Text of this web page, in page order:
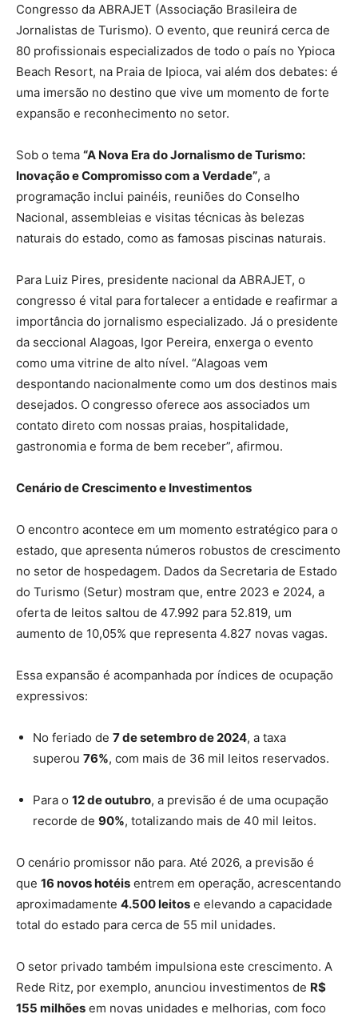
Congresso da ABRAJET (Associação Brasileira de
Jornalistas de Turismo). O evento, que reunirá cerca de
80 profissionais especializados de todo o país no Ypioca
Beach Resort, na Praia de Ipioca, vai além dos debates: é
uma imersão no destino que vive um momento de forte
expansão e reconhecimento no setor.
Sob o tema “A Nova Era do Jornalismo de Turismo:
Inovação e Compromisso com a Verdade”, a
programação inclui painéis, reuniões do Conselho
Nacional, assembleias e visitas técnicas às belezas
naturais do estado, como as famosas piscinas naturais.
Para Luiz Pires, presidente nacional da ABRAJET, o
congresso é vital para fortalecer a entidade e reafirmar a
importância do jornalismo especializado. Já o presidente
da seccional Alagoas, Igor Pereira, enxerga o evento
como uma vitrine de alto nível. “Alagoas vem
despontando nacionalmente como um dos destinos mais
desejados. O congresso oferece aos associados um
contato direto com nossas praias, hospitalidade,
gastronomia e forma de bem receber”, afirmou.
Cenário de Crescimento e Investimentos
O encontro acontece em um momento estratégico para o
estado, que apresenta números robustos de crescimento
no setor de hospedagem. Dados da Secretaria de Estado
do Turismo (Setur) mostram que, entre 2023 e 2024, a
oferta de leitos saltou de 47.992 para 52.819, um
aumento de 10,05% que representa 4.827 novas vagas.
Essa expansão é acompanhada por índices de ocupação
expressivos:
No feriado de 7 de setembro de 2024, a taxa
superou 76%, com mais de 36 mil leitos reservados.
Para o 12 de outubro, a previsão é de uma ocupação
recorde de 90%, totalizando mais de 40 mil leitos.
O cenário promissor não para. Até 2026, a previsão é
que 16 novos hotéis entrem em operação, acrescentando
aproximadamente 4.500 leitos e elevando a capacidade
total do estado para cerca de 55 mil unidades.
O setor privado também impulsiona este crescimento. A
Rede Ritz, por exemplo, anunciou investimentos de R$
155 milhões em novas unidades e melhorias, com foco